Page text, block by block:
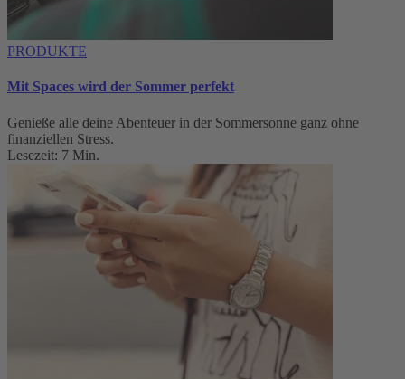
PRODUKTE
Mit Spaces wird der Sommer perfekt
Genieße alle deine Abenteuer in der Sommersonne ganz ohne
finanziellen Stress.
Lesezeit: 7 Min.